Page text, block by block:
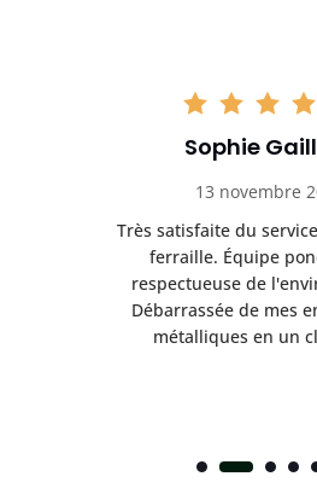
Sophie
13 novembre
Très satisfaite du
ferraille. Équipe
respectueuse de
Débarrassée de mes
métalliques en un